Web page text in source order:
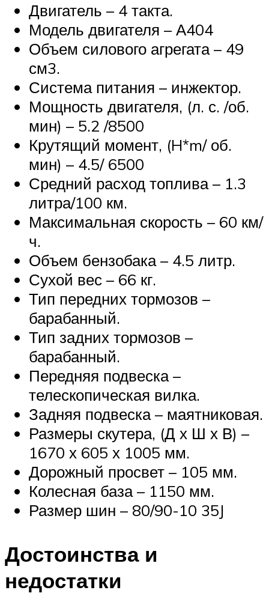
Двигатель – 4 такта.
Модель двигателя – А404
Объем силового агрегата – 49
см3.
Система питания – инжектор.
Мощность двигателя, (л. с. /об.
мин) – 5.2 /8500
Крутящий момент, (H*m/ об.
мин) – 4.5/ 6500
Средний расход топлива – 1.3
литра/100 км.
Максимальная скорость – 60 км/
ч.
Объем бензобака – 4.5 литр.
Сухой вес – 66 кг.
Тип передних тормозов –
барабанный.
Тип задних тормозов –
барабанный.
Передняя подвеска –
телескопическая вилка.
Задняя подвеска – маятниковая.
Размеры скутера, (Д х Ш х В) –
1670 х 605 х 1005 мм.
Дорожный просвет – 105 мм.
Колесная база – 1150 мм.
Размер шин – 80/90-10 35J
Достоинства и
недостатки